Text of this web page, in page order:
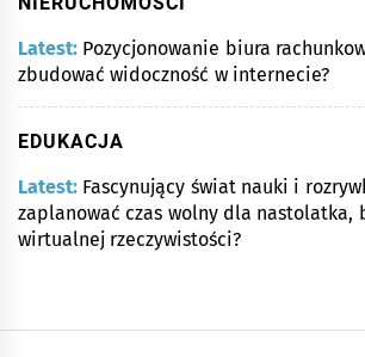
Latest: Pozycjonowanie biura
zbudować widoczność w internecie?
EDUKACJA
Latest: Fascynujący świat nauki i
zaplanować czas wolny dla nastolatka,
wirtualnej rzeczywistości?